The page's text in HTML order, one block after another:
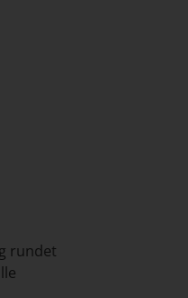
rundet
Seine Funktionalität ist